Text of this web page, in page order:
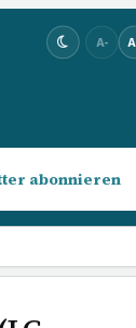
A-
abonnieren